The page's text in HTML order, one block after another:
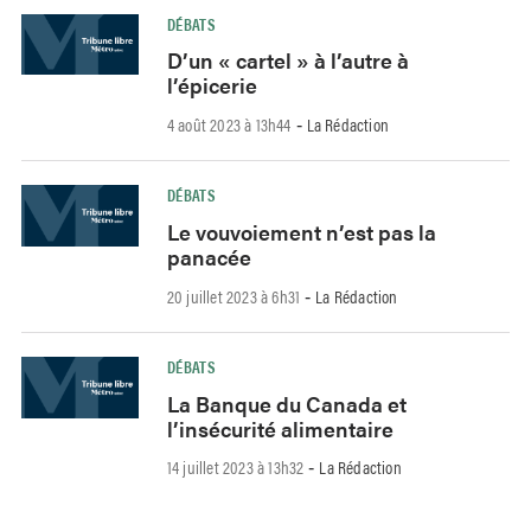
DÉBATS
D’un « cartel » à l’autre à
l’épicerie
4 août 2023 à 13h44 - La Rédaction
DÉBATS
Le vouvoiement n’est pas la
panacée
20 juillet 2023 à 6h31 - La Rédaction
DÉBATS
La Banque du Canada et
l’insécurité alimentaire
14 juillet 2023 à 13h32 - La Rédaction